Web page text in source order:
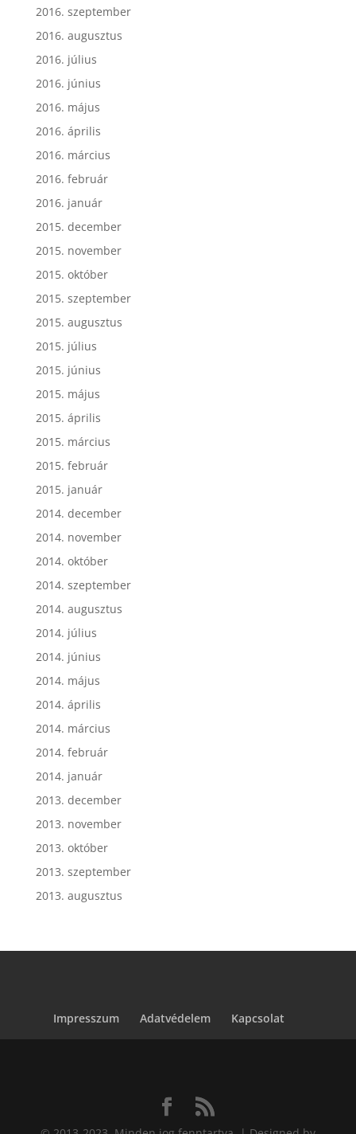
2016. szeptember
2016. augusztus
2016. július
2016. június
2016. május
2016. április
2016. március
2016. február
2016. január
2015. december
2015. november
2015. október
2015. szeptember
2015. augusztus
2015. július
2015. június
2015. május
2015. április
2015. március
2015. február
2015. január
2014. december
2014. november
2014. október
2014. szeptember
2014. augusztus
2014. július
2014. június
2014. május
2014. április
2014. március
2014. február
2014. január
2013. december
2013. november
2013. október
2013. szeptember
2013. augusztus
Impresszum Adatvédelem Kapcsolat